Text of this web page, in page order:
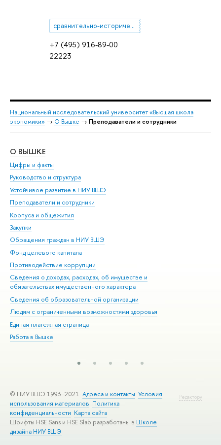
+7 (495) 916-89-00
22223
сравнительно-историческая семасиология романских языков
Национальный исследовательский университет «Высшая школа
экономики» → О Вышке → Преподаватели и сотрудники
О ВЫШКЕ
Цифры и факты
Руководство и структура
Устойчивое развитие в НИУ ВШЭ
Преподаватели и сотрудники
Корпуса и общежития
Закупки
Обращения граждан в НИУ ВШЭ
Фонд целевого капитала
Противодействие коррупции
Сведения о доходах, расходах, об имуществе и
обязательствах имущественного характера
Сведения об образовательной организации
Людям с ограниченными возможностями здоровья
Единая платежная страница
Работа в Вышке
Редактору
© НИУ ВШЭ 1993–2021 Адреса и контакты Условия
использования материалов Политика
конфиденциальности Карта сайта
Шрифты HSE Sans и HSE Slab разработаны в Школе
дизайна НИУ ВШЭ